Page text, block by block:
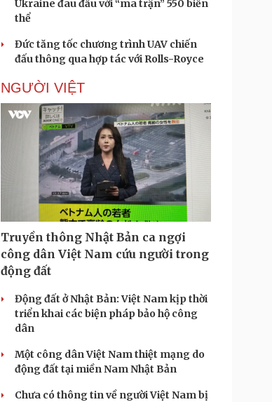
Ukraine đau đầu với “ma trận” 550 biến
thể
Đức tăng tốc chương trình UAV chiến
đấu thông qua hợp tác với Rolls-Royce
NGƯỜI VIỆT
Truyền thông Nhật Bản ca ngợi
công dân Việt Nam cứu người trong
động đất
Động đất ở Nhật Bản: Việt Nam kịp thời
triển khai các biện pháp bảo hộ công
dân
Một công dân Việt Nam thiệt mạng do
động đất tại miền Nam Nhật Bản
Chưa có thông tin về người Việt Nam bị